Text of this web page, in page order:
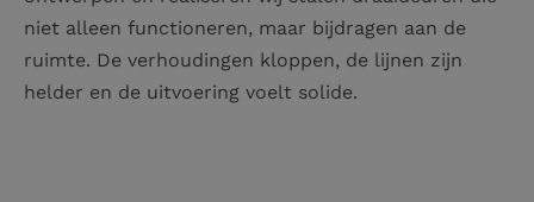
niet alleen functioneren, maar bijdragen aan de
ruimte. De verhoudingen kloppen, de lijnen zijn
helder en de uitvoering voelt solide.